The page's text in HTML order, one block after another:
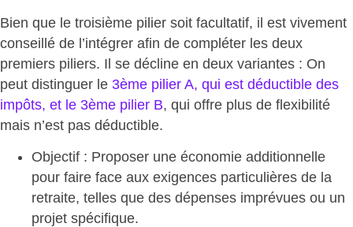
Bien que le troisième pilier soit facultatif, il est vivement
conseillé de l’intégrer afin de compléter les deux
premiers piliers. Il se décline en deux variantes : On
peut distinguer le 3ème pilier A, qui est déductible des
impôts, et le 3ème pilier B, qui offre plus de flexibilité
mais n’est pas déductible.
Objectif : Proposer une économie additionnelle
pour faire face aux exigences particulières de la
retraite, telles que des dépenses imprévues ou un
projet spécifique.